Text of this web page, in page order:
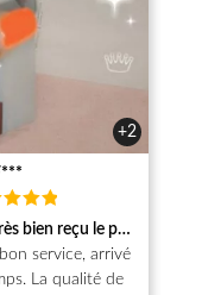
+2
5
5
bien reçu le produit.
bon service, arrivé
La qualité de